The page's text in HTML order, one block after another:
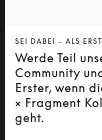
SEI DABEI – ALS
Werde Teil
Community
Erster, wenn
× Fragment
geht.